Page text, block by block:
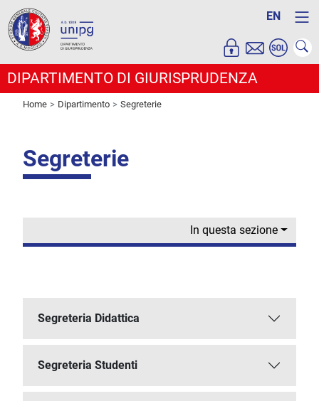
EN
DIPARTIMENTO DI GIURISPRUDENZA
Home Dipartimento Segreterie
Segreterie
In questa sezione
Segreteria Didattica
Segreteria Studenti